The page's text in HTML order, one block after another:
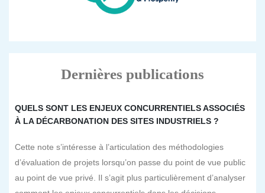
Dernières publications
QUELS SONT LES ENJEUX CONCURRENTIELS ASSOCIÉS
À LA DÉCARBONATION DES SITES INDUSTRIELS ?
Cette note s’intéresse à l’articulation des méthodologies
d’évaluation de projets lorsqu’on passe du point de vue public
au point de vue privé. Il s’agit plus particulièrement d’analyser